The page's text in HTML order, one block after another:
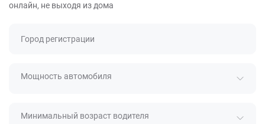
онлайн, не выходя из дома
Город регистрации
Мощность автомобиля
Минимальный возраст водителя